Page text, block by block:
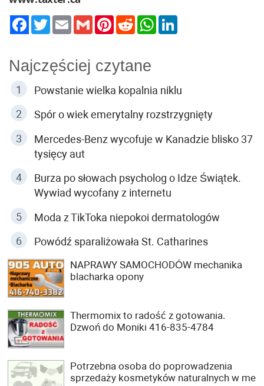
TwitterEmail Gmail PinterestReddit WhatsApp
Najczęściej czytane
Powstanie wielka kopalnia niklu
Spór o wiek emerytalny rozstrzygnięty
Mercedes-Benz wycofuje w Kanadzie blisko 37
tysięcy aut
Burza po słowach psycholog o Idze Świątek.
Wywiad wycofany z internetu
Moda z TikToka niepokoi dermatologów
Powódź sparaliżowała St. Catharines
NAPRAWY SAMOCHODÓW mechanika
blacharka opony
Thermomix to radość z gotowania.
Dzwoń do Moniki 416-835-4784
Potrzebna osoba do poprowadzenia
sprzedaży kosmetyków naturalnych w me